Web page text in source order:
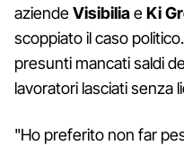
aziendeVisibiliaeKi
scoppiato il caso
presunti mancati saldi
lavoratori lasciati senza
"Ho preferito non far